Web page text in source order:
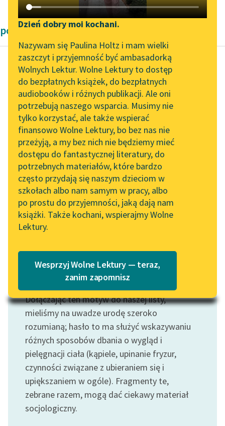
Katalog DAISY
Podkasty o książkach
Zgłoś brak utworu
Aktualności
„Prokurator Alicja Horn”
do słuchania
Byliśmy częścią AI Impact
Lab
Zapraszamy na spotkanie
online z tłumaczkami
literatury skandynawskiej
Spotkanie z Katarzyną
Tunkiel w Oslo
102. lata temu zmarł
Joseph Conrad
Lektury szkolne i klasyka
literatury do słuchania dla
uczennic i uczniów z
niepełnosprawnościami
E-kolekcja lektur
szkolnych i literatury do
słuchania dla uczennic i
uczniów z
niepełnosprawnościami
Feministyczne inspiracje.
Popularyzacja
Narzędzia
Mapa Wolnych Lektur
Leśmianator
Przewodnik dla piszących i
czytających
API
OAI-PMH
Widget Wolnych Lektur
Przypisy
Katalog w formacie PDF
Dzień dobry moi kochani.
Nazywam się Paulina Holtz i mam wielki
zaszczyt i przyjemność być ambasadorką
Wolnych Lektur. Wolne Lektury to dostęp
do bezpłatnych książek, do bezpłatnych
audiobooków i różnych publikacji. Ale oni
potrzebują naszego wsparcia. Musimy nie
tylko korzystać, ale także wspierać
finansowo Wolne Lektury, bo bez nas nie
przeżyją, a my bez nich nie będziemy mieć
dostępu do fantastycznej literatury, do
potrzebnych materiałów, które bardzo
często przydają się naszym dzieciom w
szkołach albo nam samym w pracy, albo
po prostu do przyjemności, jaką dają nam
książki. Także kochani, wspierajmy Wolne
Lektury.
Wesprzyj Wolne Lektury — teraz,
zanim zapomnisz
powieści obyczajowe Zofii Urbanowskiej
Zofia Urbanowska
Księżniczka
— Istotnie, jesteś pani
bardzo piękną —
odezwał się tuż przy
niej głos dobrze znany,
którego dźwięki...
Czytaj więcej
Motyw: Uroda
Dołączając ten motyw do naszej listy,
mieliśmy na uwadze urodę szeroko
rozumianą; hasło to ma służyć wskazywaniu
różnych sposobów dbania o wygląd i
pielęgnacji ciała (kąpiele, upinanie fryzur,
czynności związane z ubieraniem się i
upiększaniem w ogóle). Fragmenty te,
zebrane razem, mogą dać ciekawy materiał
socjologiczny.